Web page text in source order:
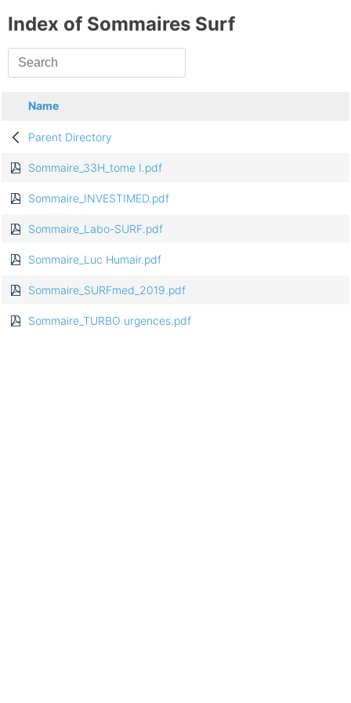
Index of Sommaires Surf
Name
Parent Directory
Sommaire_33H_tome I.pdf
Sommaire_INVESTIMED.pdf
Sommaire_Labo-SURF.pdf
Sommaire_Luc Humair.pdf
Sommaire_SURFmed_2019.pdf
Sommaire_TURBO urgences.pdf